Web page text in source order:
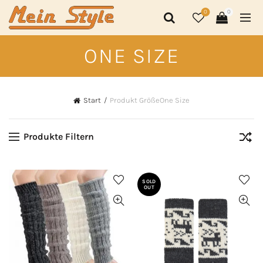
0 0
ONE SIZE
Start Produkt GrößeOne Size
Produkte Filtern
SOLD
OUT